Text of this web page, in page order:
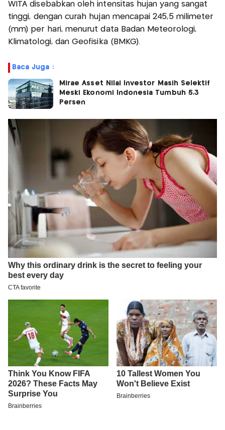
WITA disebabkan oleh intensitas hujan yang sangat
tinggi, dengan curah hujan mencapai 245,5 milimeter
(mm) per hari, menurut data Badan Meteorologi,
Klimatologi, dan Geofisika (BMKG).
Baca Juga :
Mirae Asset Nilai Investor Masih Selektif
Meski Ekonomi Indonesia Tumbuh 5,3
Persen